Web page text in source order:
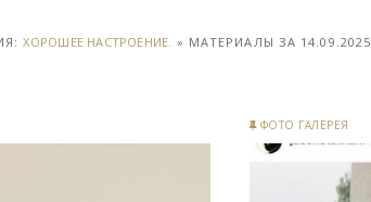
ХОРОШЕЕ НАСТРОЕНИЕ. » МАТЕРИАЛЫ ЗА 14.09.2025
ФОТО ГАЛЕРЕЯ